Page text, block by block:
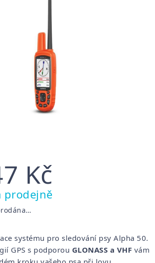
Kč
prodejně
systému pro sledování psy Alpha 50.
GPS s podporou GLONASS a VHF vám